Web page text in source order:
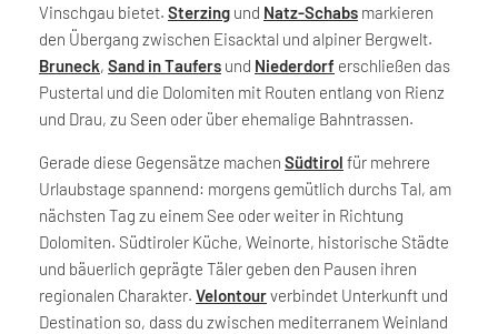
Vinschgau bietet. Sterzing und Natz-Schabs markieren
den Übergang zwischen Eisacktal und alpiner Bergwelt.
Bruneck, Sand in Taufers und Niederdorf erschließen das
Pustertal und die Dolomiten mit Routen entlang von Rienz
und Drau, zu Seen oder über ehemalige Bahntrassen.
Gerade diese Gegensätze machen Südtirol für mehrere
Urlaubstage spannend: morgens gemütlich durchs Tal, am
nächsten Tag zu einem See oder weiter in Richtung
Dolomiten. Südtiroler Küche, Weinorte, historische Städte
und bäuerlich geprägte Täler geben den Pausen ihren
regionalen Charakter. Velontourverbindet Unterkunft und
Destination so, dass du zwischen mediterranem Weinland